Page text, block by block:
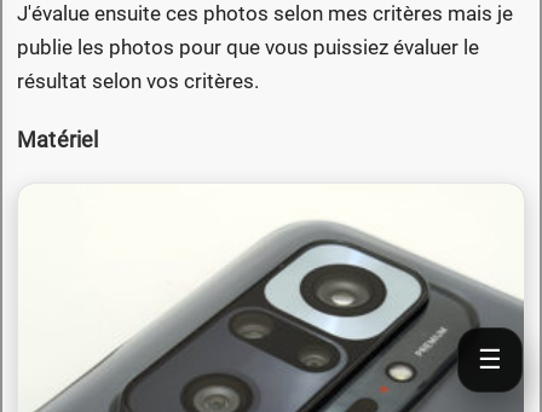
J'évalue ensuite ces photos selon mes critères mais je
publie les photos pour que vous puissiez évaluer le
résultat selon vos critères.
Matériel
☰